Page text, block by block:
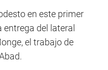
en este primer
entrega del lateral
el trabajo de